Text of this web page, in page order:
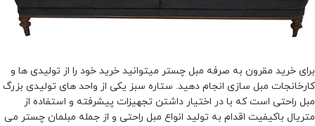
برای خرید مقرون به صرفه مبل چستر میتوانید خرید خود را از تولیدی ها و
کارخانجات مبل سازی انجام دهید. ستاره سبز یکی از واحد های تولیدی بزرگ
مبل راحتی است که با در اختیار داشتن تجهیزات پیشرفته و استفاده از
متریال باکیفیت اقدام به تولید انواع مبل راحتی و از جمله مبلمان چستر می